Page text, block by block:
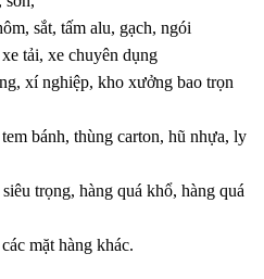
sắt, tấm alu, gạch, ngói
tải, xe chuyên dụng
xí nghiệp, kho xưởng bao trọn
bánh, thùng carton, hũ nhựa, ly
trọng, hàng quá khổ, hàng quá
mặt hàng khác.